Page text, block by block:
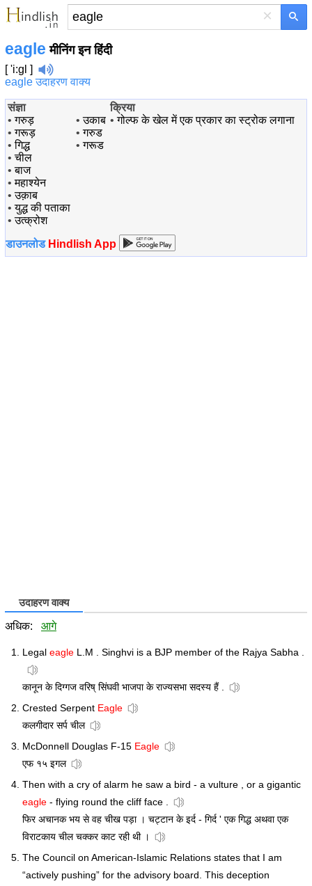
×
eagle मीनिंग इन हिंदी
[ 'i:gl ]
eagle उदाहरण वाक्य
संज्ञा
•गरुड़
•गरूड़
•गिद्ध
•चील
•बाज
•महाश्येन
•उक़ाब
•युद्ध की पताका
•उत्क्रोश
•उकाब
•गरुड
•गरूड
क्रिया
•गोल्फ के खेल में एक प्रकार का स्ट्रोक लगाना
डाउनलोड Hindlish App
उदाहरण वाक्य
अधिक: आगे
Legal eagle L.M . Singhvi is a BJP member of the Rajya Sabha .
कानून के दिग्गज वरिष् सिंघवी भाजपा के राज्यसभा सदस्य हैं .
Crested Serpent Eagle
कलगीदार सर्प चील
McDonnell Douglas F-15 Eagle
एफ १५ इगल
Then with a cry of alarm he saw a bird - a vulture , or a gigantic
eagle - flying round the cliff face .
फिर अचानक भय से वह चीख पड़ा । चट्टान के इर्द - गिर्द ' एक गिद्ध अथवा एक
विराटकाय चील चक्कर काट रही थी ।
The Council on American-Islamic Relations states that I am
“actively pushing” for the advisory board. This deception